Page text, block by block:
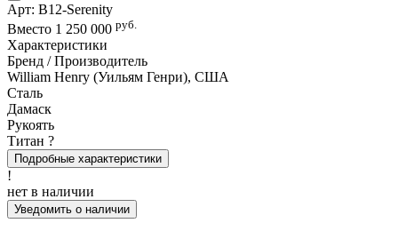
Арт: B12-Serenity
Вместо 1 250 000 руб.
Характеристики
Бренд / Производитель
William Henry (Уильям Генри), США
Сталь
Дамаск
Рукоять
Титан ?
Подробные характеристики
!
нет в наличии
Уведомить о наличии